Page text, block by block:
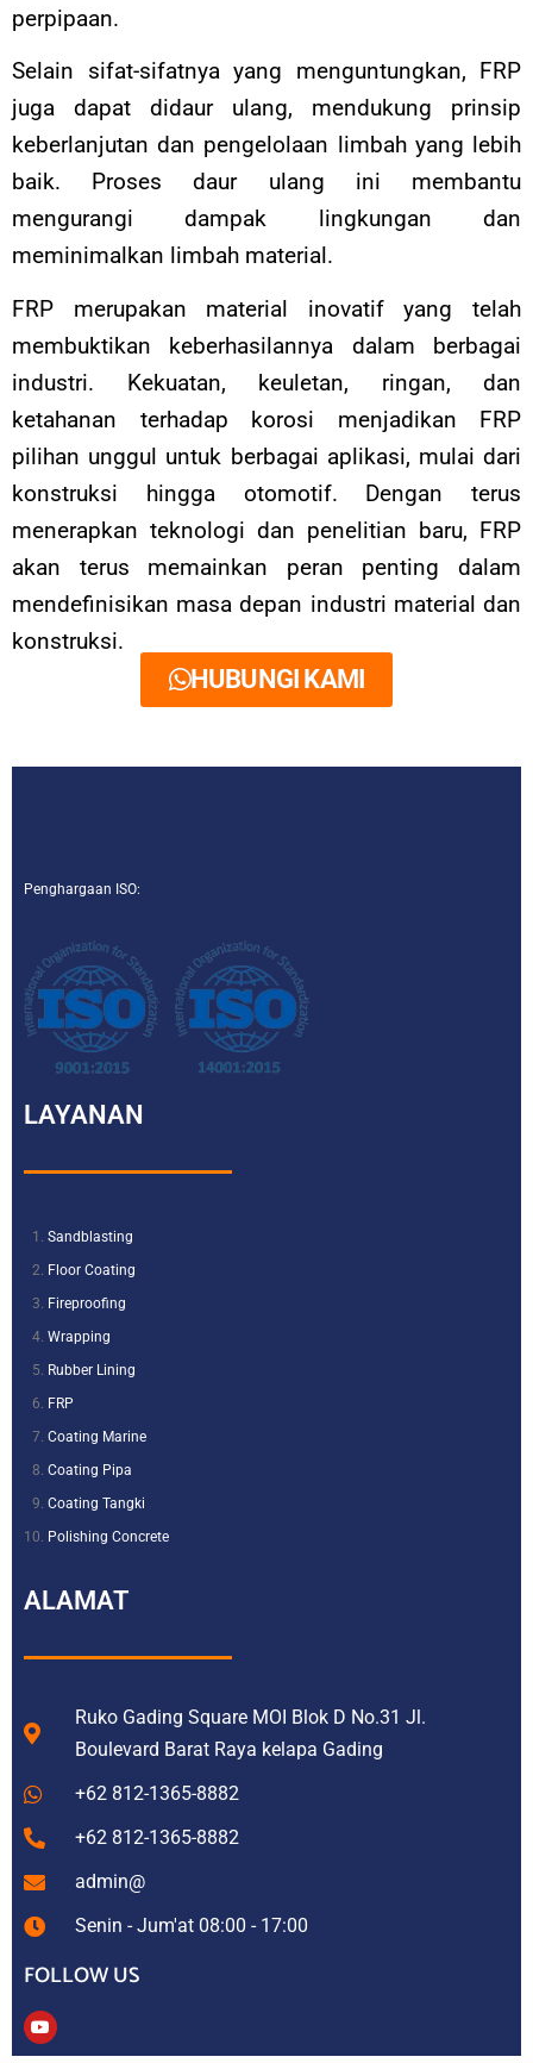
perpipaan.
Selain sifat-sifatnya yang menguntungkan, FRP
juga dapat didaur ulang, mendukung prinsip
keberlanjutan dan pengelolaan limbah yang lebih
baik. Proses daur ulang ini membantu
mengurangi dampak lingkungan dan
meminimalkan limbah material.
FRP merupakan material inovatif yang telah
membuktikan keberhasilannya dalam berbagai
industri. Kekuatan, keuletan, ringan, dan
ketahanan terhadap korosi menjadikan FRP
pilihan unggul untuk berbagai aplikasi, mulai dari
konstruksi hingga otomotif. Dengan terus
menerapkan teknologi dan penelitian baru, FRP
akan terus memainkan peran penting dalam
mendefinisikan masa depan industri material dan
konstruksi.
HUBUNGI KAMI
Penghargaan ISO:
LAYANAN
Sandblasting
Floor Coating
Fireproofing
Wrapping
Rubber Lining
FRP
Coating Marine
Coating Pipa
Coating Tangki
Polishing Concrete
ALAMAT
Ruko Gading Square MOI Blok D No.31 Jl.
Boulevard Barat Raya kelapa Gading
+62 812-1365-8882
+62 812-1365-8882
admin@
Senin - Jum'at 08:00 - 17:00
FOLLOW US